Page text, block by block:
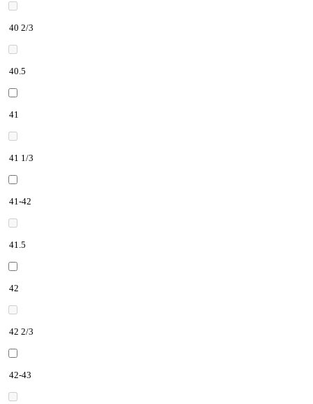
40 2/3
40.5
41
41 1/3
41-42
41.5
42
42 2/3
42-43